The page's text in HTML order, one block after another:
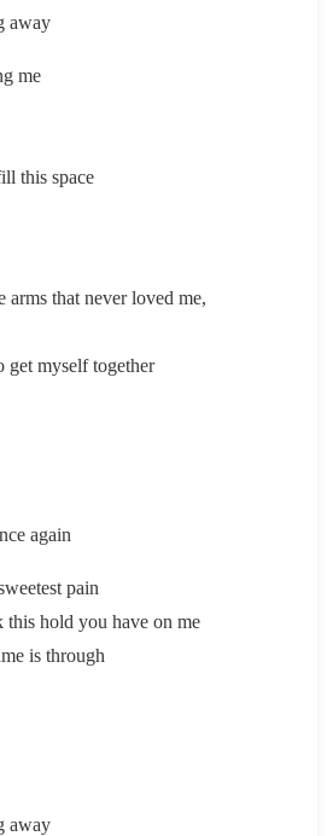
away
me
this space
arms that never loved me,
get myself together
again
pain
this hold you have on me
is through
away